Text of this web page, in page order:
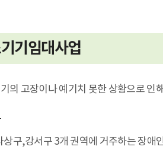
기임대사업
의 고장이나 예기치 못한 상황으로
구,강서구 3개 권역에 거주하는 장애